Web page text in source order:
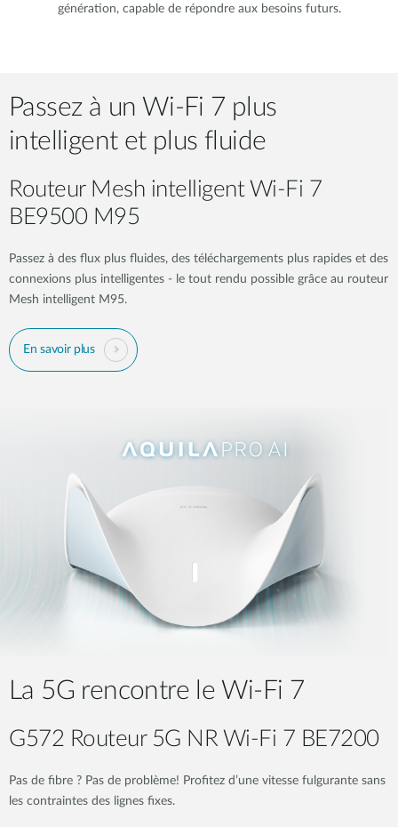
génération, capable de répondre aux besoins futurs.
Passez à un Wi-Fi 7 plus
intelligent et plus fluide
Routeur Mesh intelligent Wi-Fi 7
BE9500 M95​
Passez à des flux plus fluides, des téléchargements plus rapides et des
connexions plus intelligentes - le tout rendu possible grâce au routeur
Mesh intelligent M95.
En savoir plus
La 5G rencontre le Wi-Fi 7
G572 Routeur 5G NR Wi-Fi 7 BE7200​
Pas de fibre ? Pas de problème! Profitez d’une vitesse fulgurante sans
les contraintes des lignes fixes.